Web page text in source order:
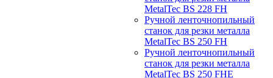
MetalTec BS 228 FH
Ручной ленточнопильный
станок для резки металла
MetalTec BS 250 FH
Ручной ленточнопильный
станок для резки металла
MetalTec BS 250 FHЕ